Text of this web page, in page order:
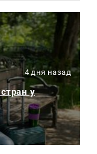
4 дня назад
у